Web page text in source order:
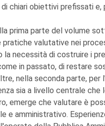
chiari obiettivi prefissati e,
prima parte del volume
valutative nei
la necessità di costruire i
in passato, di restare
nella seconda parte, per
sia a livello centrale che
emerge che valutare è
e amministrativo.